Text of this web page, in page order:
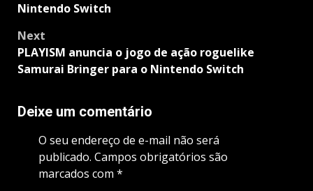
Nintendo Switch
Next
PLAYISM anuncia o jogo de ação roguelike
Samurai Bringer para o Nintendo Switch
Deixe um comentário
O seu endereço de e-mail não será
publicado. Campos obrigatórios são
marcados com *